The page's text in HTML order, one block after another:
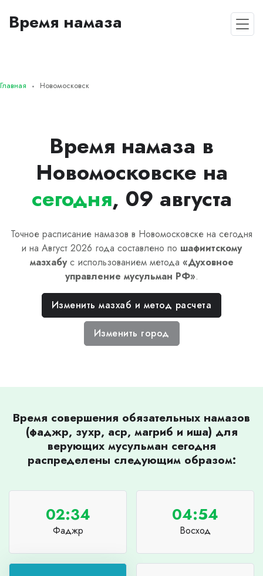
Время намаза
Главная Новомосковск
Время намаза в
Новомосковске на
сегодня, 09 августа
Точное расписание намазов в Новомосковске на сегодня
и на Август 2026 года составлено по шафиитскому
мазхабус использованием метода «Духовное
управление мусульман РФ».
Изменить мазхаб и метод расчета
Изменить город
Время совершения обязательных намазов
(фаджр, зухр, аср, магриб и иша) для
верующих мусульман сегодня
распределены следующим образом:
02:34
Фаджр
04:54
Восход